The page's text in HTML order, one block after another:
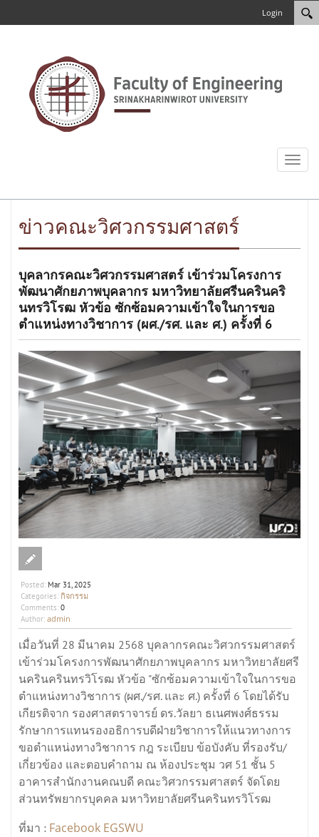
Login
Toggle
ข่าวคณะวิศวกรรมศาสตร์
บุคลากรคณะวิศวกรรมศาสตร์ เข้าร่วมโครงการ
พัฒนาศักยภาพบุคลากร มหาวิทยาลัยศรีนครินคริ
นทรวิโรฒ หัวข้อ ซักซ้อมความเข้าใจในการขอ
ตำแหน่งทางวิชาการ (ผศ./รศ. และ ศ.) ครั้งที่ 6
Posted: Mar 31, 2025
Categories: กิจกรรม
Comments: 0
Author: admin
เมื่อวันที่ 28 มีนาคม 2568 บุคลากรคณะวิศวกรรมศาสตร์
เข้าร่วมโครงการพัฒนาศักยภาพบุคลากร มหาวิทยาลัยศรี
นครินครินทรวิโรฒ หัวข้อ "ซักซ้อมความเข้าใจในการขอ
ตำแหน่งทางวิชาการ (ผศ./รศ. และ ศ.) ครั้งที่ 6 โดยได้รับ
เกียรติจาก รองศาสตราจารย์ ดร.วัลยา ธเนศพงศ์ธรรม
รักษาการแทนรองอธิการบดีฝ่ายวิชาการให้แนวทางการ
ขอตำแหน่งทางวิชาการ กฎ ระเบียบ ข้อบังคับ ที่รองรับ/
เกี่ยวข้อง และตอบคำถาม ณ ห้องประชุม วศ 51 ชั้น 5
อาคารสำนักงานคณบดี คณะวิศวกรรมศาสตร์ จัดโดย
ส่วนทรัพยากรบุคคล มหาวิทยาลัยศรีนครินทรวิโรฒ
ที่มา : Facebook EGSWU